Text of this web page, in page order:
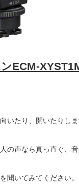
ECM-
いたり、開いたりしま
の声なら真っ直ぐ、
聞いてみてください。